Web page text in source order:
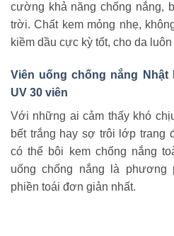
cường khả năng chống nắng,
trời. Chất kem mỏng nhẹ,
kiềm dầu cực kỳ tốt, cho da
Viên uống chống nắng Nhật
UV 30 viên
Với những ai cảm thấy khó
bết trắng hay sợ trôi lớp trang
có thể bôi kem chống nắng
uống chống nắng là phương
phiền toái đơn giản nhất.